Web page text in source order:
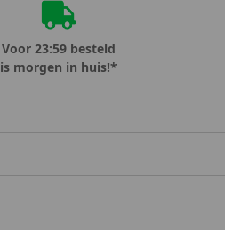
Voor 23:59 besteld
is morgen in huis!*